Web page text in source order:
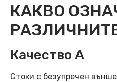
КАКВО
Качество А
Стоки с безупречен